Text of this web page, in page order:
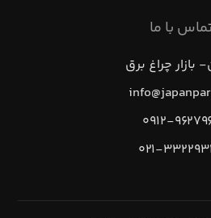
با ما
بازار چراغ برق
۹۶۲۷۹۶۷
۳۳۲۲۹۳۲۳